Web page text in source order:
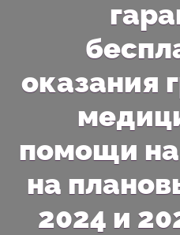
оказания
помощи на
на
2024 и